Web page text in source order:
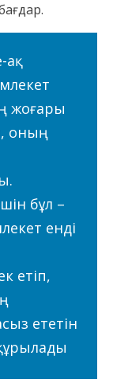
ақ
жоғары
оның
бұл –
енді
етіп,
ететін